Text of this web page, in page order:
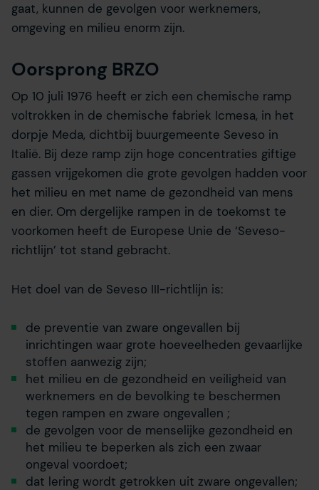
gaat, kunnen de gevolgen voor werknemers,
omgeving en milieu enorm zijn.
Oorsprong BRZO
Op 10 juli 1976 heeft er zich een chemische ramp
voltrokken in de chemische fabriek Icmesa, in het
dorpje Meda, dichtbij buurgemeente Seveso in
Italië. Bij deze ramp zijn hoge concentraties giftige
gassen vrijgekomen die grote gevolgen hadden voor
het milieu en met name de gezondheid van mens
en dier. Om dergelijke rampen in de toekomst te
voorkomen heeft de Europese Unie de ‘Seveso-
richtlijn’ tot stand gebracht.
Het doel van de Seveso III-richtlijn is:
de preventie van zware ongevallen bij
inrichtingen waar grote hoeveelheden gevaarlijke
stoffen aanwezig zijn;
het milieu en de gezondheid en veiligheid van
werknemers en de bevolking te beschermen
tegen rampen en zware ongevallen ;
de gevolgen voor de menselijke gezondheid en
het milieu te beperken als zich een zwaar
ongeval voordoet;
dat lering wordt getrokken uit zware ongevallen;